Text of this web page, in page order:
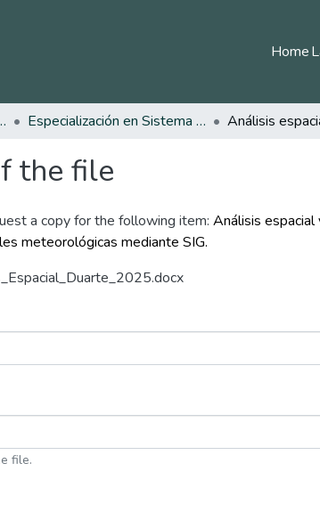
Home
Especialización en Sistema de Información Geográfica
the file
a copy for the following item: Análisis espacial
meteorológicas mediante SIG.
file.